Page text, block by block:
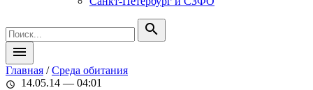
search
menu
Главная /Среда обитания
schedule 14.05.14 — 04:01